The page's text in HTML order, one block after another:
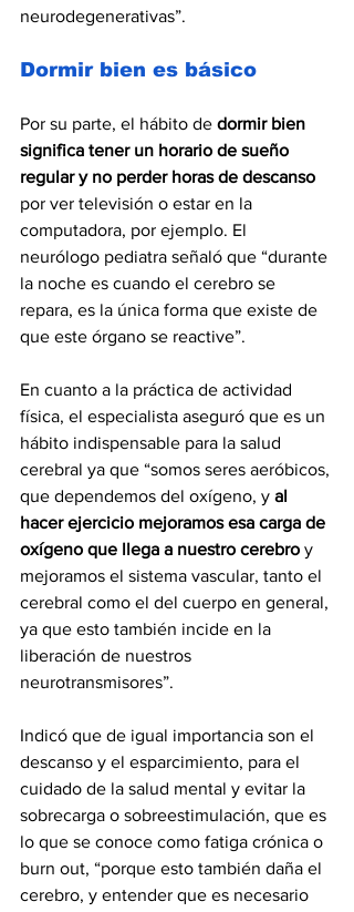
neurodegenerativas”.
Dormir bien es básico
Por su parte, el hábito de dormir bien
significa tener un horario de sueño
regular y no perder horas de descanso
por ver televisión o estar en la
computadora, por ejemplo. El
neurólogo pediatra señaló que “durante
la noche es cuando el cerebro se
repara, es la única forma que existe de
que este órgano se reactive”.
En cuanto a la práctica de actividad
física, el especialista aseguró que es un
hábito indispensable para la salud
cerebral ya que “somos seres aeróbicos,
que dependemos del oxígeno, y al
hacer ejercicio mejoramos esa carga de
oxígeno que llega a nuestro cerebro y
mejoramos el sistema vascular, tanto el
cerebral como el del cuerpo en general,
ya que esto también incide en la
liberación de nuestros
neurotransmisores”.
Indicó que de igual importancia son el
descanso y el esparcimiento, para el
cuidado de la salud mental y evitar la
sobrecarga o sobreestimulación, que es
lo que se conoce como fatiga crónica o
burn out, “porque esto también daña el
cerebro, y entender que es necesario